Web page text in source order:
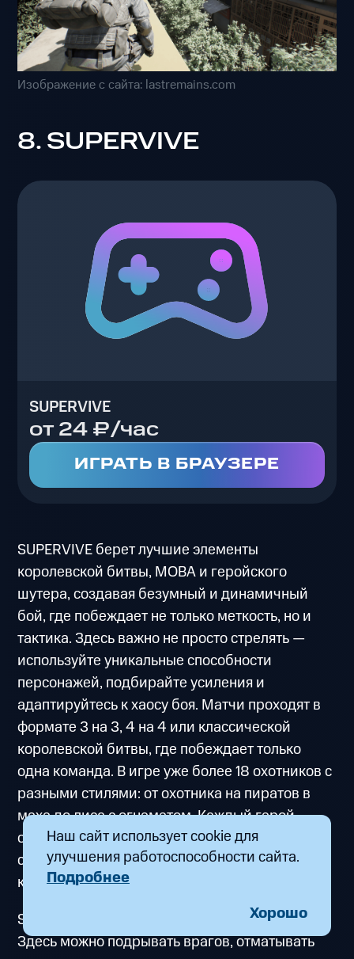
Изображение с сайта: lastremains.com
8. SUPERVIVE
SUPERVIVE
от 24 ₽/час
ИГРАТЬ В БРАУЗЕРЕ
SUPERVIVE берет лучшие элементы
королевской битвы, МОВА и геройского
шутера, создавая безумный и динамичный
бой, где побеждает не только меткость, но и
тактика. Здесь важно не просто стрелять —
используйте уникальные способности
персонажей, подбирайте усиления и
адаптируйтесь к хаосу боя. Матчи проходят в
формате 3 на 3, 4 на 4 или классической
королевской битвы, где побеждает только
одна команда. В игре уже более 18 охотников с
разными стилями: от охотника на пиратов в
мехе до лиса с огнеметом. Каждый герой
обладает своими уникальными
способностями, а комбинация персонажей в
команде может перевернуть ход сражения.
SUPERVIVE – это поле для экспериментов.
Здесь можно подрывать врагов, отматывать
Наш сайт использует cookie для
улучшения работоспособности сайта.
Подробнее
Хорошо